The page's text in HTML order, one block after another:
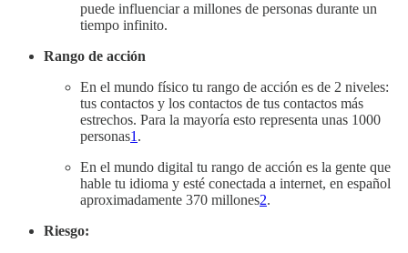
puede influenciar a millones de personas durante un
tiempo infinito.
Rango de acción
En el mundo físico tu rango de acción es de 2 niveles:
tus contactos y los contactos de tus contactos más
estrechos. Para la mayoría esto representa unas 1000
personas1 .
En el mundo digital tu rango de acción es la gente que
hable tu idioma y esté conectada a internet, en español
aproximadamente 370 millones2.
Riesgo: